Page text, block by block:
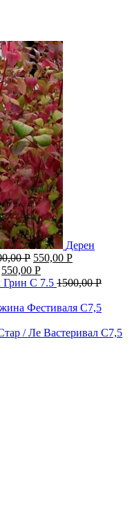
Дерен
Р 550,00 Р
550,00 Р
Грин C 7.5 1500,00Р
Фестиваля С7,5
/ Ле Вастеривал С7,5